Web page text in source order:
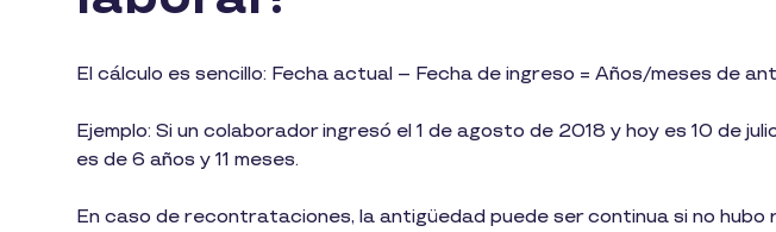
El cálculo es sencillo: Fecha actual – Fecha de ingreso = Años/meses de
Ejemplo: Si un colaborador ingresó el 1 de agosto de 2018 y hoy es 10 de
es de 6 años y 11 meses.
En caso de recontrataciones, la antigüedad puede ser continua si no hubo